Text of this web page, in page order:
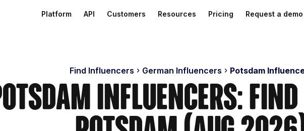
Platform API Customers Resources Pricing Request a demo
Find Influencers German Influencers Potsdam
Influencers: